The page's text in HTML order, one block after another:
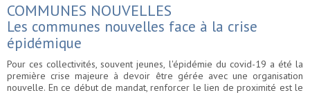
COMMUNES NOUVELLES
Les communes nouvelles face à la crise
épidémique
Pour ces collectivités, souvent jeunes, l'épidémie du covid-19 a été la
première crise majeure à devoir être gérée avec une organisation
nouvelle. En ce début de mandat, renforcer le lien de proximité est le